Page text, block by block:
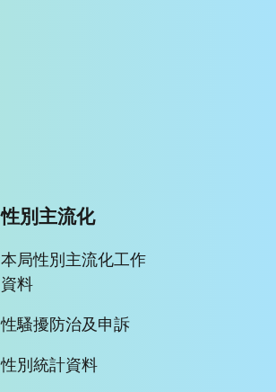
性別主流化
本局性別主流化工作
資料
性騷擾防治及申訴
性別統計資料